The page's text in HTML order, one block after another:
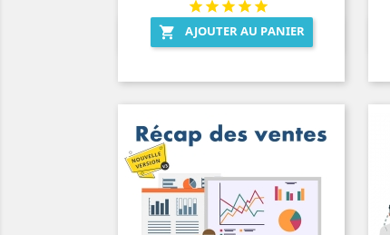
 AJOUTER AU PANIER
Aperçu rapide